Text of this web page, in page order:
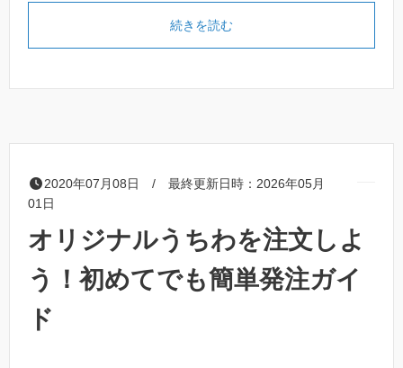
続きを読む「【終了しました】うちわ印
2020年07月08日 / 最終更新日時：2026年05月
01日
オリジナルうちわを注文しよ
う！初めてでも簡単発注ガイ
ド